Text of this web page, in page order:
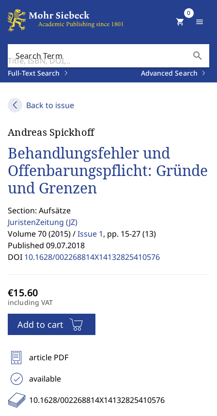
Search Term search
Full-Text Search Advanced Search
shopping_cart
0
menu
Back to issue
Andreas Spickhoff
Behandlungsfehler und
Offenbarungspflicht: Gründe
und Grenzen
Section: Aufsätze
JuristenZeitung (JZ)
Volume 70 (2015) /Issue 1, pp. 15-27 (13)
Published 09.07.2018
DOI 10.1628/002268814X14132825410576
including VAT
Add to cart
article PDF
available
10.1628/002268814X14132825410576